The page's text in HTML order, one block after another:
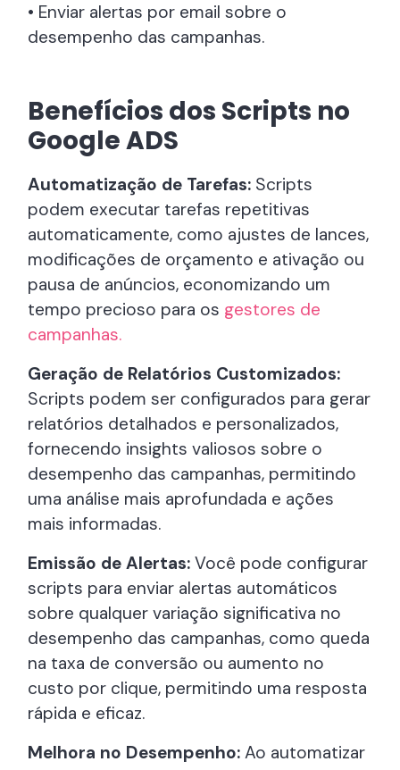
• Enviar alertas por email sobre o
desempenho das campanhas.
Benefícios dos Scripts no
Google ADS
Automatização de Tarefas: Scripts
podem executar tarefas repetitivas
automaticamente, como ajustes de lances,
modificações de orçamento e ativação ou
pausa de anúncios, economizando um
tempo precioso para os gestores de
campanhas.
Geração de Relatórios Customizados:
Scripts podem ser configurados para gerar
relatórios detalhados e personalizados,
fornecendo insights valiosos sobre o
desempenho das campanhas, permitindo
uma análise mais aprofundada e ações
mais informadas.
Emissão de Alertas: Você pode configurar
scripts para enviar alertas automáticos
sobre qualquer variação significativa no
desempenho das campanhas, como queda
na taxa de conversão ou aumento no
custo por clique, permitindo uma resposta
rápida e eficaz.
Melhora no Desempenho: Ao automatizar